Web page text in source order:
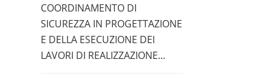
COORDINAMENTO DI
SICUREZZA IN PROGETTAZIONE
E DELLA ESECUZIONE DEI
LAVORI DI REALIZZAZIONE...